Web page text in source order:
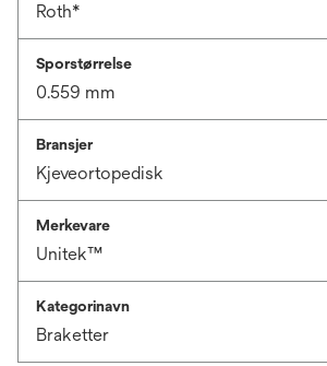
Roth*
Sporstørrelse
0.559 mm
Bransjer
Kjeveortopedisk
Merkevare
Unitek™
Kategorinavn
Braketter